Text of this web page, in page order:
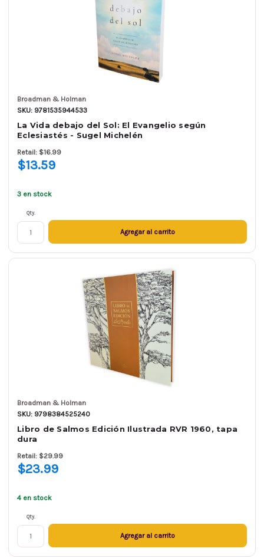
Broadman & Holman
SKU: 9781535944533
La Vida debajo del Sol: El Evangelio según
Eclesiastés - Sugel Michelén
Retail: $16.99
$13.59
3 en stock
Qty.
Agregar al carrito
Broadman & Holman
SKU: 9798384525240
Libro de Salmos Edición Ilustrada RVR 1960, tapa
dura
Retail: $29.99
$23.99
4 en stock
Qty.
Agregar al carrito